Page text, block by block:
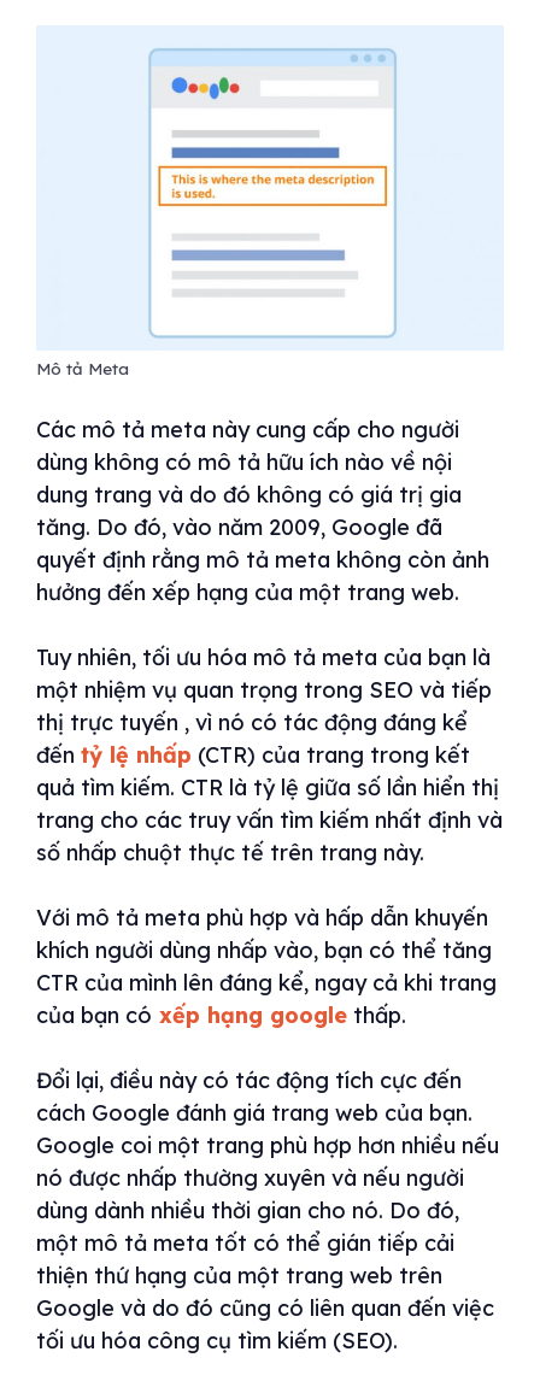
Mô tả Meta
Các mô tả meta này cung cấp cho người
dùng không có mô tả hữu ích nào về nội
dung trang và do đó không có giá trị gia
tăng. Do đó, vào năm 2009, Google đã
quyết định rằng mô tả meta không còn ảnh
hưởng đến xếp hạng của một trang web.
Tuy nhiên, tối ưu hóa mô tả meta của bạn là
một nhiệm vụ quan trọng trong SEO và tiếp
thị trực tuyến , vì nó có tác động đáng kể
đến tỷ lệ nhấp (CTR) của trang trong kết
quả tìm kiếm. CTR là tỷ lệ giữa số lần hiển thị
trang cho các truy vấn tìm kiếm nhất định và
số nhấp chuột thực tế trên trang này.
Với mô tả meta phù hợp và hấp dẫn khuyến
khích người dùng nhấp vào, bạn có thể tăng
CTR của mình lên đáng kể, ngay cả khi trang
của bạn có xếp hạng google thấp.
Đổi lại, điều này có tác động tích cực đến
cách Google đánh giá trang web của bạn.
Google coi một trang phù hợp hơn nhiều nếu
nó được nhấp thường xuyên và nếu người
dùng dành nhiều thời gian cho nó. Do đó,
một mô tả meta tốt có thể gián tiếp cải
thiện thứ hạng của một trang web trên
Google và do đó cũng có liên quan đến việc
tối ưu hóa công cụ tìm kiếm (SEO).